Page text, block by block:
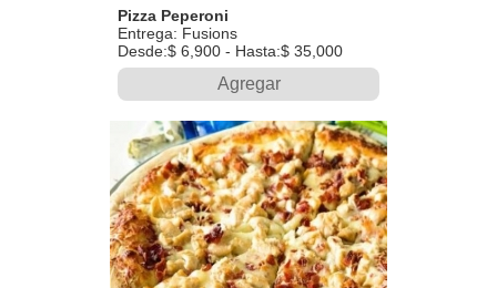
Pizza Peperoni
Entrega: Fusions
Desde:$ 6,900 - Hasta:$ 35,000
Agregar